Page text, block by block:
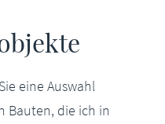
eine Auswahl
Bauten, die ich in